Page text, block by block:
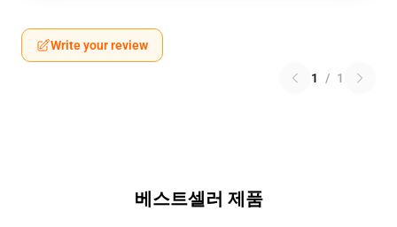
Write your review
1 / 1
베스트셀러 제품